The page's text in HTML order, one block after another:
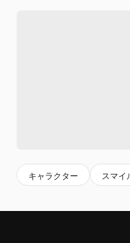
キャラクター スマイ